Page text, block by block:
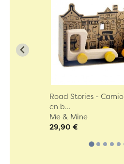
Road Stories -
en b...
Me & Mine
29,90 €